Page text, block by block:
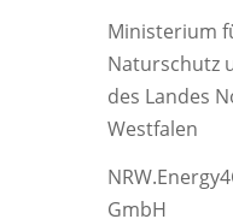
Ministerium
Naturschutz
des Landes
Westfalen
GmbH